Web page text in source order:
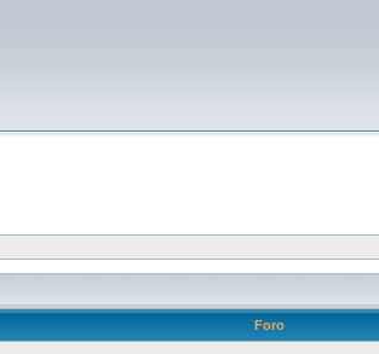
Foro